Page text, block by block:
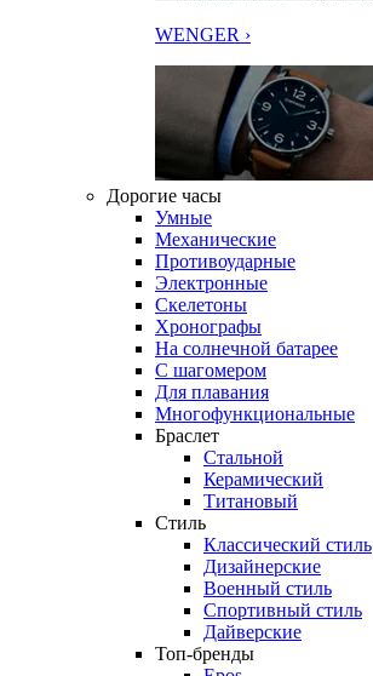
WENGER ›
Дорогие часы
Умные
Механические
Противоударные
Электронные
Скелетоны
Хронографы
На солнечной батарее
С шагомером
Для плавания
Многофункциональные
Браслет
Стальной
Керамический
Титановый
Стиль
Классический стиль
Дизайнерские
Военный стиль
Спортивный стиль
Дайверские
Топ-бренды